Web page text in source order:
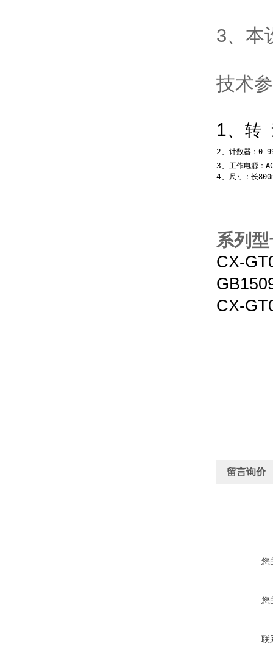
3、本
技术
1、 转
2、 计数器： 0-
3、 工作电源：
4、 尺寸：长
系列
CX-
CX-
留言询价
您
您
联